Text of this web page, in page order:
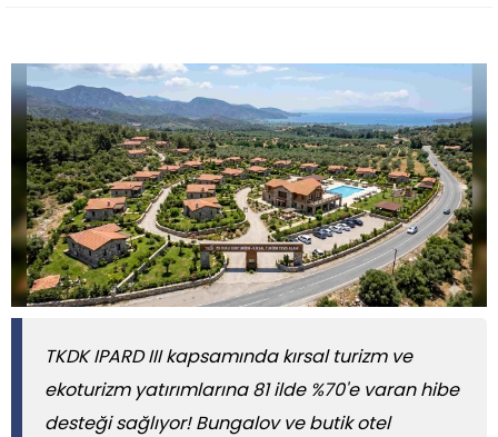
TKDK IPARD III kapsamında kırsal turizm ve
ekoturizm yatırımlarına 81 ilde %70'e varan hibe
desteği sağlıyor! Bungalov ve butik otel